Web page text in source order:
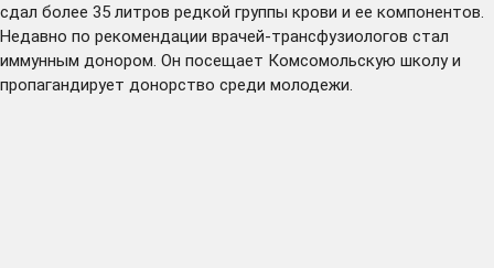
сдал более 35 литров редкой группы крови и ее компонентов.
Недавно по рекомендации врачей-трансфузиологов стал
иммунным донором. Он посещает Комсомольскую школу и
пропагандирует донорство среди молодежи.